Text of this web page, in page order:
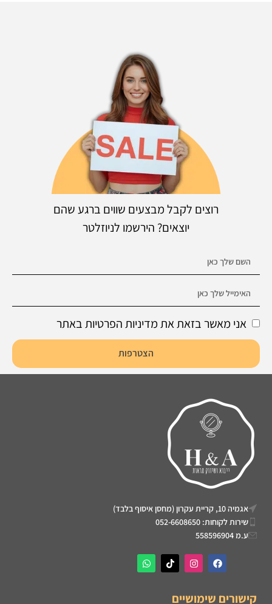
רוצים לקבל מבצעים שווים ברגע שהם
יוצאים? הירשמו לניוזלטר
אני מאשר בזאת את מדיניות הפרטיות באתר
הצטרפות
אגמיה 10, קריית עקרון (מחסן איסוף בלבד)
שירות לקוחות: 052-6608650
ע.מ 558596904
קישורים שימושיים